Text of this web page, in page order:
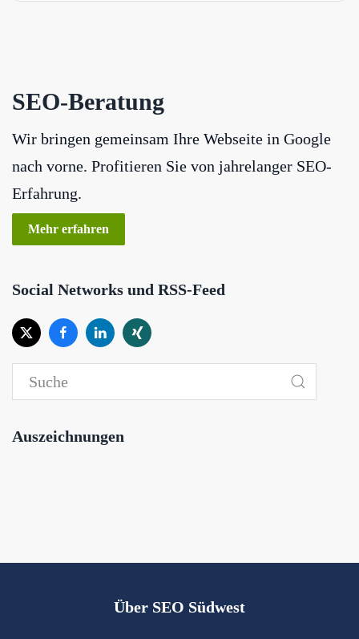
SEO-Beratung
Wir bringen gemeinsam Ihre Webseite in Google
nach vorne. Profitieren Sie von jahrelanger SEO-
Erfahrung.
Mehr erfahren
Social Networks und RSS-Feed
Auszeichnungen
Über SEO Südwest